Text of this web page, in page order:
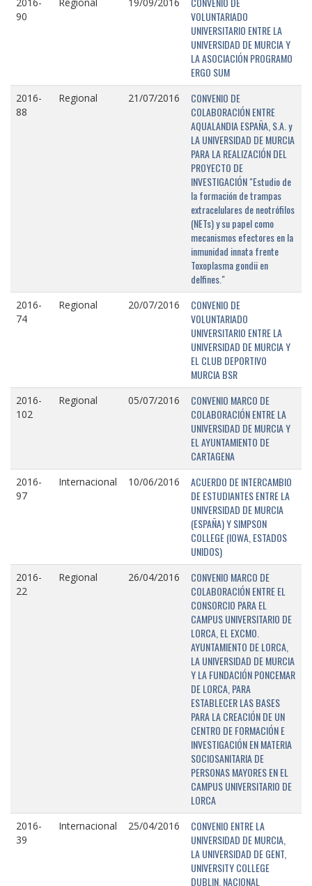
90
VOLUNTARIADO
UNIVERSITARIO ENTRE LA
UNIVERSIDAD DE MURCIA Y
LA ASOCIACIÓN PROGRAMO
ERGO SUM
2016-
88
Regional 21/07/2016
CONVENIO DE
COLABORACIÓN ENTRE
AQUALANDIA ESPAÑA, S.A. y
LA UNIVERSIDAD DE MURCIA
PARA LA REALIZACIÓN DEL
PROYECTO DE
INVESTIGACIÓN "Estudio de
la formación de trampas
extracelulares de neotrófilos
(NETs) y su papel como
mecanismos efectores en la
inmunidad innata frente
Toxoplasma gondii en
delfines."
2016-
74
Regional 20/07/2016
CONVENIO DE
VOLUNTARIADO
UNIVERSITARIO ENTRE LA
UNIVERSIDAD DE MURCIA Y
EL CLUB DEPORTIVO
MURCIA BSR
2016-
102
Regional 05/07/2016
CONVENIO MARCO DE
COLABORACIÓN ENTRE LA
UNIVERSIDAD DE MURCIA Y
EL AYUNTAMIENTO DE
CARTAGENA
2016-
97
Internacional 10/06/2016
ACUERDO DE INTERCAMBIO
DE ESTUDIANTES ENTRE LA
UNIVERSIDAD DE MURCIA
(ESPAÑA) Y SIMPSON
COLLEGE (IOWA, ESTADOS
UNIDOS)
2016-
22
Regional 26/04/2016
CONVENIO MARCO DE
COLABORACIÓN ENTRE EL
CONSORCIO PARA EL
CAMPUS UNIVERSITARIO DE
LORCA, EL EXCMO.
AYUNTAMIENTO DE LORCA,
LA UNIVERSIDAD DE MURCIA
Y LA FUNDACIÓN PONCEMAR
DE LORCA, PARA
ESTABLECER LAS BASES
PARA LA CREACIÓN DE UN
CENTRO DE FORMACIÓN E
INVESTIGACIÓN EN MATERIA
SOCIOSANITARIA DE
PERSONAS MAYORES EN EL
CAMPUS UNIVERSITARIO DE
LORCA
2016-
39
Internacional 25/04/2016
CONVENIO ENTRE LA
UNIVERSIDAD DE MURCIA,
LA UNIVERSIDAD DE GENT,
UNIVERSITY COLLEGE
DUBLIN, NACIONAL